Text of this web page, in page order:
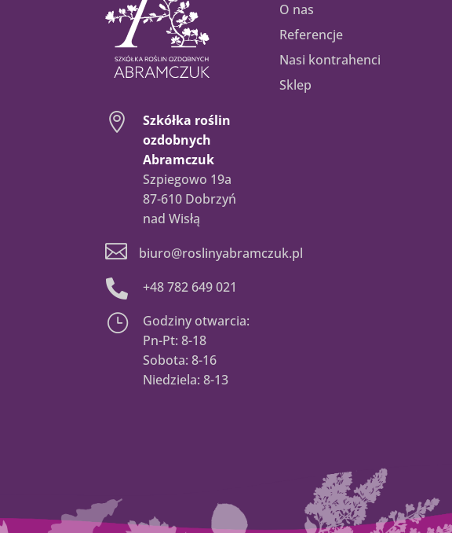

Szkółka roślin
ozdobnych
Abramczuk
Szpiegowo 19a
87-610 Dobrzyń
nad Wisłą
 biuro@roslinyabramczuk.pl
 +48 782 649 021
}
Godziny otwarcia:
Pn-Pt: 8-18
Sobota: 8-16
Niedziela: 8-13
O nas
Referencje
Nasi kontrahenci
Sklep